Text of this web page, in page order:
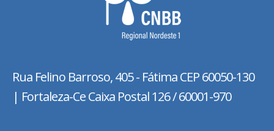
Rua Felino Barroso, 405 - FátimaCEP 60050-130
| Fortaleza-Ce Caixa Postal 126 / 60001-970